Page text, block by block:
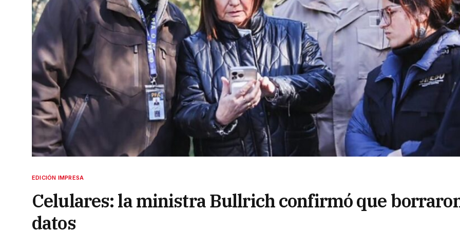
EDICIÓN IMPRESA
Celulares: la ministra Bullrich confirmó que
datos